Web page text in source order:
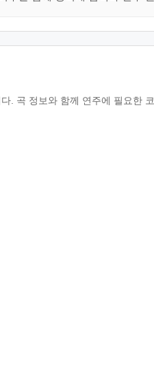
. 곡 정보와 함께 연주에 필요한